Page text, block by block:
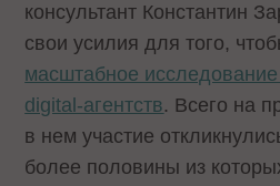
консультант Константин
свои усилия для того,
масштабное исследование
digital-агентств. Всего на
в нем участие
более половины из